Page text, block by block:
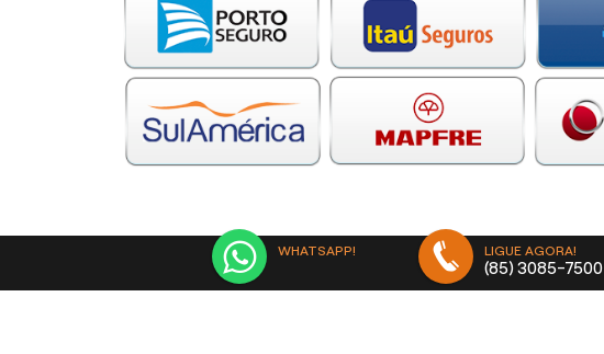
WHATSAPP! LIGUE AGORA!
(85) 3085-7500
SOLANO JUNIOR SEGUROS E PLANOS DE SAÚDE